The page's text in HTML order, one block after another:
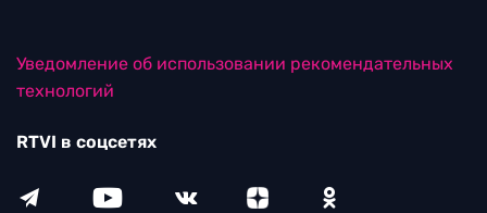
Уведомление об использовании рекомендательных
технологий
RTVI в соцсетях